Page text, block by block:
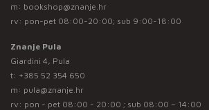
m: bookshop@znanje.hr
rv: pon-pet 08:00-20:00; sub 9:00-18:00
Znanje Pula
Giardini 4, Pula
t: +385 52 354 650
m: pula@znanje.hr
rv: pon - pet 08:00 - 20:00 ; sub 08:00 – 14:00